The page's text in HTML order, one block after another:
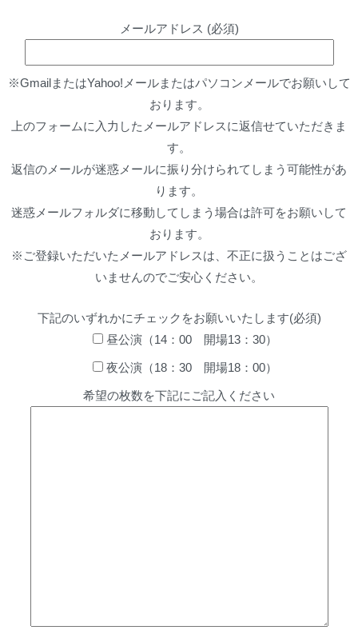
メールアドレス (必須)
※GmailまたはYahoo!メールまたはパソコンメールでお願いして
おります。
上のフォームに入力したメールアドレスに返信せていただきま
す。
返信のメールが迷惑メールに振り分けられてしまう可能性があ
ります。
迷惑メールフォルダに移動してしまう場合は許可をお願いして
おります。
※ご登録いただいたメールアドレスは、不正に扱うことはござ
いませんのでご安心ください。
下記のいずれかにチェックをお願いいたします(必須)
昼公演（14：00 開場13：30）
夜公演（18：30 開場18：00）
希望の枚数を下記にご記入ください